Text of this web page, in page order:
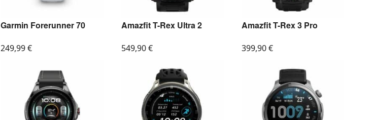
Garmin Forerunner 70
249,99€
Amazfit T-Rex Ultra 2
549,90€
Amazfit T-Rex 3 Pro
399,90€